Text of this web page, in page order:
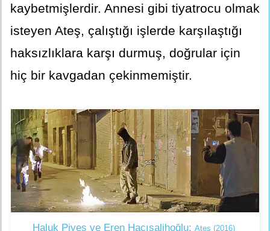
kaybetmişlerdir. Annesi gibi tiyatrocu olmak
isteyen Ateş, çalıştığı işlerde karşılaştığı
haksızlıklara karşı durmuş, doğrular için
hiç bir kavgadan çekinmemiştir.
Haluk Piyes ve Eren Hacısalihoğlu; Ateş (2016)